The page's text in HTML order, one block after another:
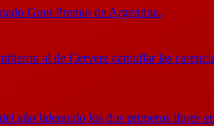
Gran Premio de Argentina.
al de Cervera camuflar las
año liderando los dos primeros libres